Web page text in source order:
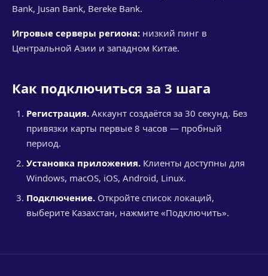
Bank, Jusan Bank, Bereke Bank.
Игровые серверы региона: низкий пинг в
Центральной Азии и западном Китае.
Как подключиться за 3 шага
Регистрация. Аккаунт создаётся за 30 секунд. Без
привязки карты первые 8 часов — пробный
период.
Установка приложения. Клиенты доступны для
Windows, macOS, iOS, Android, Linux.
Подключение. Откройте список локаций,
выберите Казахстан, нажмите «Подключить».